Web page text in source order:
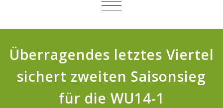
NAVIGATION
Überragendes letztes Viertel
sichert zweiten Saisonsieg
für die WU14-1